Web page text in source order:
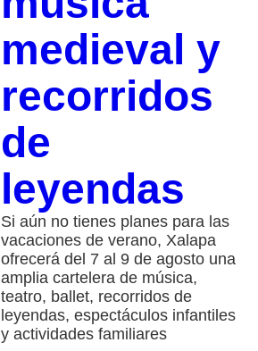
medieval y
recorridos
de
leyendas
Si aún no tienes planes para las
vacaciones de verano, Xalapa
ofrecerá del 7 al 9 de agosto una
amplia cartelera de música,
teatro, ballet, recorridos de
leyendas, espectáculos infantiles
y actividades familiares